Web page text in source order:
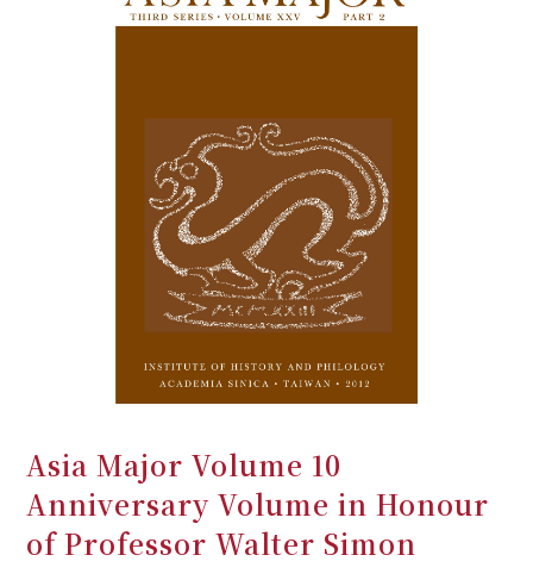
Asia Major Volume 10
Anniversary Volume in Honour
of Professor Walter Simon